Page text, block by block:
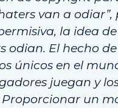
van a odiar”,
la idea
odian. El hecho
únicos en el
juegan y
un